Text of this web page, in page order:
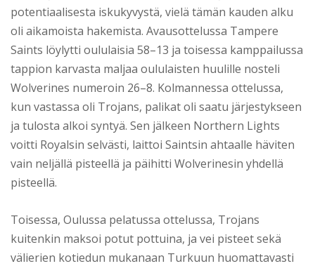
potentiaalisesta iskukyvystä, vielä tämän kauden alku
oli aikamoista hakemista. Avausottelussa Tampere
Saints löylytti oululaisia 58–13 ja toisessa kamppailussa
tappion karvasta maljaa oululaisten huulille nosteli
Wolverines numeroin 26–8. Kolmannessa ottelussa,
kun vastassa oli Trojans, palikat oli saatu järjestykseen
ja tulosta alkoi syntyä. Sen jälkeen Northern Lights
voitti Royalsin selvästi, laittoi Saintsin ahtaalle häviten
vain neljällä pisteellä ja päihitti Wolverinesin yhdellä
pisteellä.
Toisessa, Oulussa pelatussa ottelussa, Trojans
kuitenkin maksoi potut pottuina, ja vei pisteet sekä
välierien kotiedun mukanaan Turkuun huomattavasti